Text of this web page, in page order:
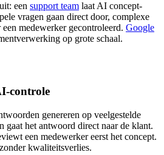
een support team laat AI concept-
vragen gaan direct door, complexe
medewerker gecontroleerd. Google
op grote schaal.
controle
genereren op veelgestelde
gaat het antwoord direct naar de klant.
een medewerker eerst het concept.
kwaliteitsverlies.